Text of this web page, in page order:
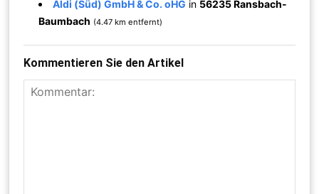
Aldi (Süd) GmbH & Co. oHG in 56235 Ransbach-
Baumbach (4.47 km entfernt)
Kommentieren Sie den Artikel